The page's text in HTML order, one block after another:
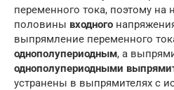
переменного тока, поэтому на
половины входного
выпрямление переменного
однополупериодным, а
однополупериодными
устранены в выпрямителях с